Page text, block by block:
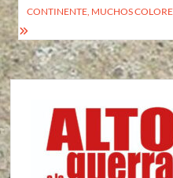
CONTINENTE, MUCHOS